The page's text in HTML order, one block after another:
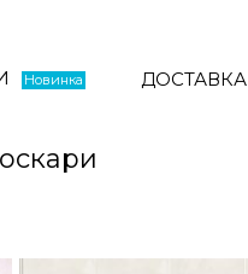
Новинка ДОСТАВКА